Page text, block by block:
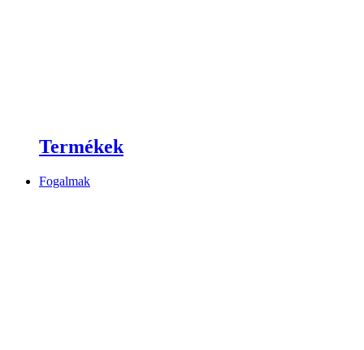
Termékek
Fogalmak